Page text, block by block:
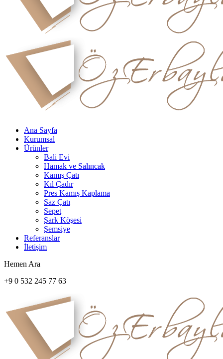
Ana Sayfa
Kurumsal
Ürünler
Bali Evi
Hamak ve Salıncak
Kamış Çatı
Kıl Çadır
Pres Kamış Kaplama
Saz Çatı
Sepet
Şark Köşesi
Şemsiye
Referanslar
İletişim
Hemen Ara
+9 0 532 245 77 63